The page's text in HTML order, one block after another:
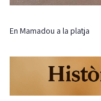
En Mamadou a la platja